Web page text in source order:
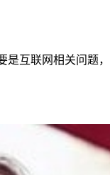
互联网相关问题